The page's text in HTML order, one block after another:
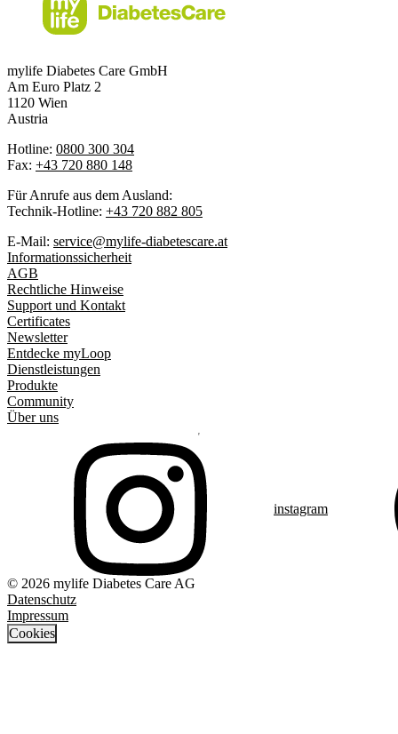
mylife Diabetes Care GmbH
Am Euro Platz 2
1120 Wien
Austria
Hotline: 0800 300 304
Fax: +43 720 880 148
Für Anrufe aus dem Ausland:
Technik-Hotline: +43 720 882 805
E-Mail: service@mylife-diabetescare.at
Informationssicherheit
AGB
Rechtliche Hinweise
Support und Kontakt
Certificates
Newsletter
Entdecke myLoop
Dienstleistungen
Produkte
Community
Über uns
instagram
© 2026 mylife Diabetes Care AG
Datenschutz
Impressum
Cookies